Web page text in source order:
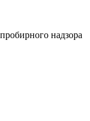
надзора